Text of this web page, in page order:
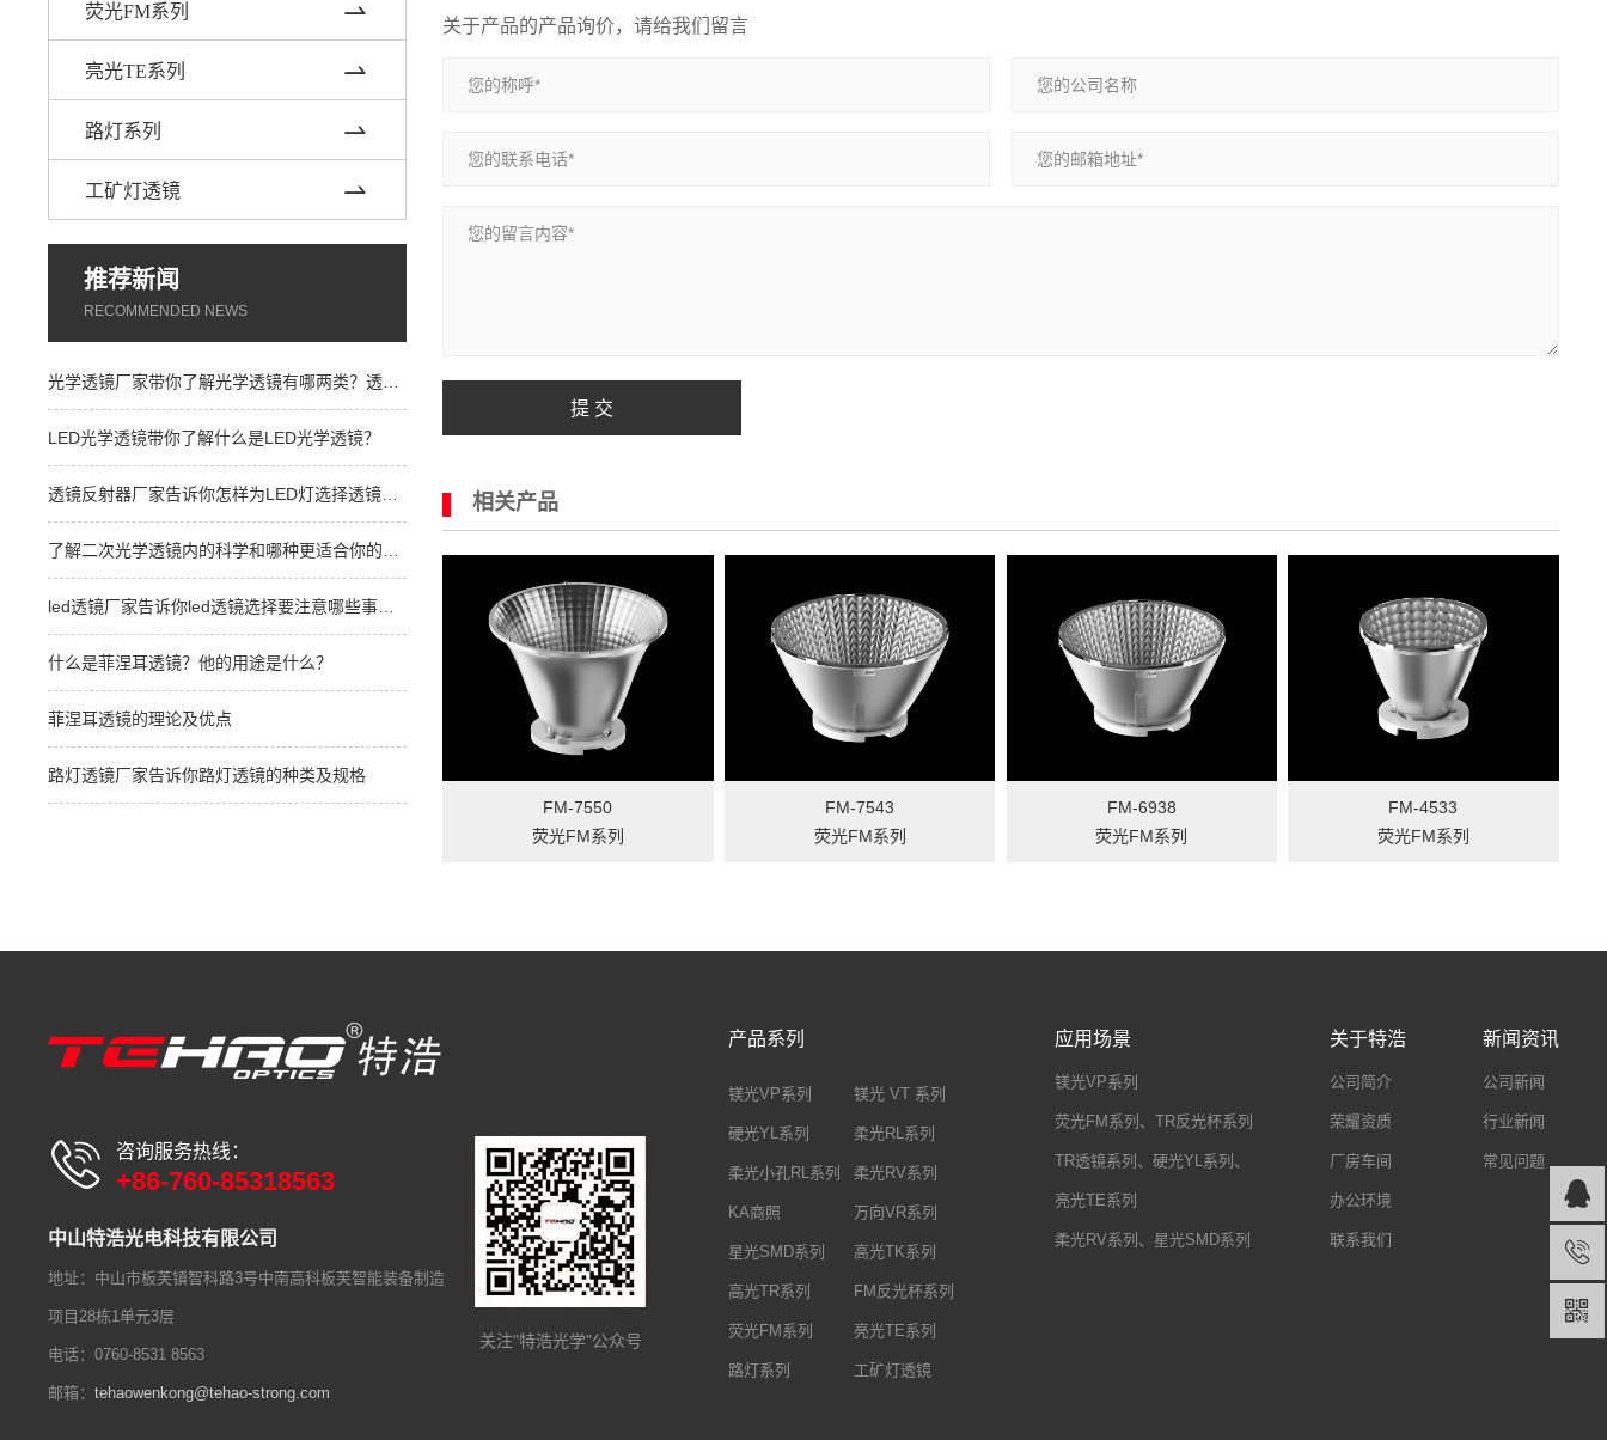
关于产品的产品询价，请给我们留言
提 交
相关产品
FM-7550
荧光FM系列
FM-7543
荧光FM系列
FM-6938
荧光FM系列
FM-4533
荧光FM系列
荧光FM系列
亮光TE系列
路灯系列
工矿灯透镜
推荐新闻
RECOMMENDED NEWS
光学透镜厂家带你了解光学透镜有哪两类？透镜
产生橘皮纹怎么解决？
LED光学透镜带你了解什么是LED光学透镜？
透镜反射器厂家告诉你怎样为LED灯选择透镜和
反射器？
了解二次光学透镜内的科学和哪种更适合你的LE
D灯
led透镜厂家告诉你led透镜选择要注意哪些事
项？
什么是菲涅耳透镜？他的用途是什么？
菲涅耳透镜的理论及优点
路灯透镜厂家告诉你路灯透镜的种类及规格
咨询服务热线：
+86-760-85318563
中山特浩光电科技有限公司
地址：中山市板芙镇智科路3号中南高科板芙智能装备制造
项目28栋1单元3层
电话：0760-8531 8563
邮箱：tehaowenkong@tehao-strong.com
关注"特浩光学"公众号
产品系列
镁光VP系列 镁光 VT 系列
硬光YL系列 柔光RL系列
柔光小孔RL系列 柔光RV系列
KA商照 万向VR系列
星光SMD系列 高光TK系列
高光TR系列 FM反光杯系列
荧光FM系列 亮光TE系列
路灯系列 工矿灯透镜
应用场景
镁光VP系列
荧光FM系列、TR反光杯系列
TR透镜系列、硬光YL系列、
亮光TE系列
柔光RV系列、星光SMD系列
关于特浩
公司简介
荣耀资质
厂房车间
办公环境
联系我们
新闻资讯
公司新闻
行业新闻
常见问题